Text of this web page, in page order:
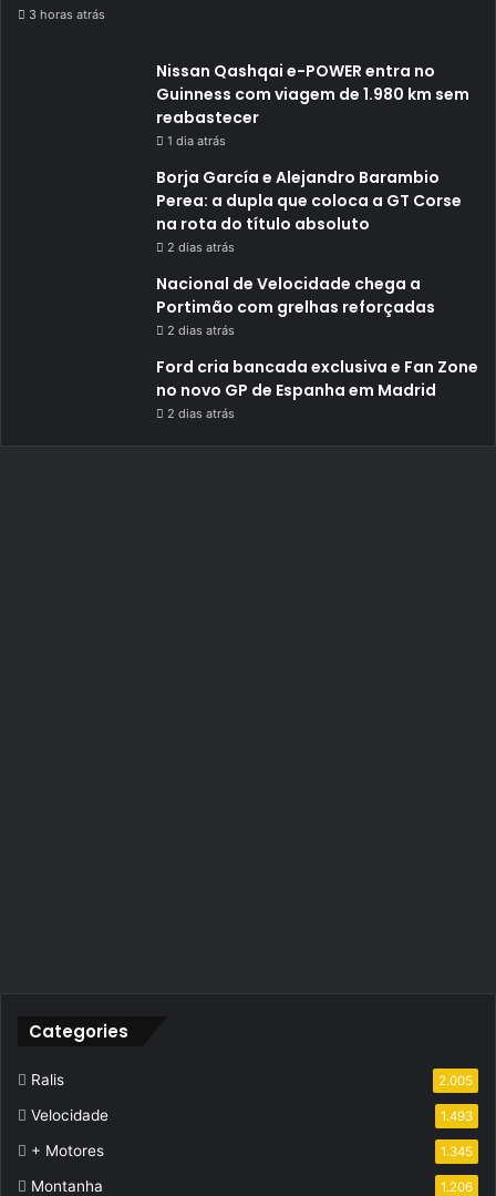
3 horas atrás
Nissan Qashqai e-POWER entra no
Guinness com viagem de 1.980 km sem
reabastecer
1 dia atrás
Borja García e Alejandro Barambio
Perea: a dupla que coloca a GT Corse
na rota do título absoluto
2 dias atrás
Nacional de Velocidade chega a
Portimão com grelhas reforçadas
2 dias atrás
Ford cria bancada exclusiva e Fan Zone
no novo GP de Espanha em Madrid
2 dias atrás
Categories
Ralis 2.005
Velocidade 1.493
+ Motores 1.345
Montanha 1.206